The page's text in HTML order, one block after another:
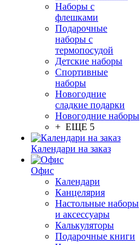
Наборы с
флешками
Подарочные
наборы с
термопосудой
Детские наборы
Спортивные
наборы
Новогодние
сладкие подарки
Новогодние наборы
+ ЕЩЕ 5
Календари на заказ
Офис
Календари
Канцелярия
Настольные наборы
и аксессуары
Калькуляторы
Подарочные книги